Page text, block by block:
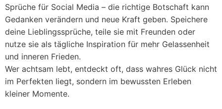
Sprüche für Social Media – die richtige Botschaft kann
Gedanken verändern und neue Kraft geben. Speichere
deine Lieblingssprüche, teile sie mit Freunden oder
nutze sie als tägliche Inspiration für mehr Gelassenheit
und inneren Frieden.
Wer achtsam lebt, entdeckt oft, dass wahres Glück nicht
im Perfekten liegt, sondern im bewussten Erleben
kleiner Momente.